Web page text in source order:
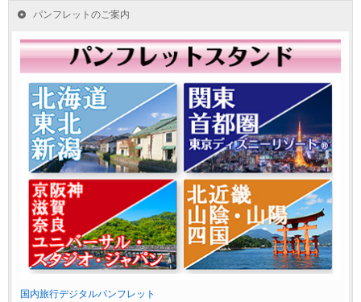
パンフレットのご案内
国内旅行デジタルパンフレット